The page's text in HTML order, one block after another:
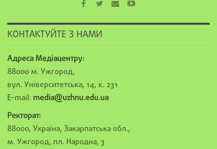
КОНТАКТУЙТЕ З НАМИ
Адреса Медіацентру:
88000 м. Ужгород,
вул. Університетська, 14, к. 231
E-mail: media@uzhnu.edu.ua
Ректорат:
88000, Україна, Закарпатська обл.,
м. Ужгород, пл. Народна, 3